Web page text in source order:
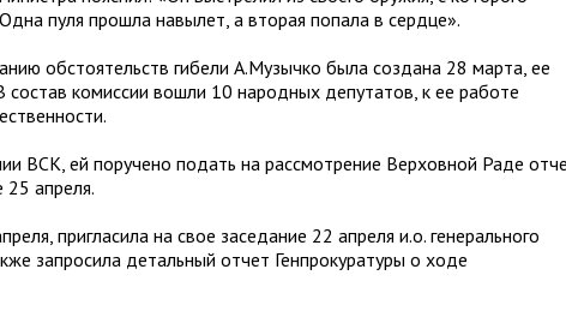
пуля прошла навылет, а вторая попала в сердце».
обстоятельств гибели А.Музычко была создана 28 марта, ее
комиссии вошли 10 народных депутатов, к ее работе
ВСК, ей поручено подать на рассмотрение Верховной Раде
апреля.
пригласила на свое заседание 22 апреля и.о. генерального
запросила детальный отчет Генпрокуратуры о ходе